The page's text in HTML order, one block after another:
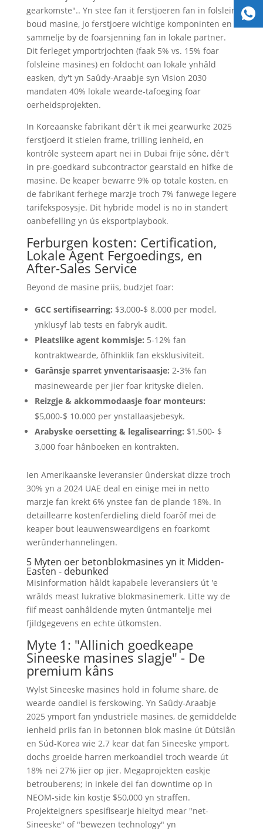
gearkomste".. Yn stee fan it ferstjoeren fan in folslein
boud masine, jo ferstjoere wichtige komponinten en
sammelje by de foarsjenning fan in lokale partner.
Dit ferleget ymportrjochten (faak 5% vs. 15% foar
folsleine masines) en foldocht oan lokale ynhâld
easken, dy't yn Saûdy-Araabje syn Vision 2030
mandaten 40% lokale wearde-tafoeging foar
oerheidsprojekten.
In Koreaanske fabrikant dêr't ik mei gearwurke 2025
ferstjoerd it stielen frame, trilling ienheid, en
kontrôle systeem apart nei in Dubai frije sône, dêr't
in pre-goedkard subcontractor gearstald en hifke de
masine. De keaper bewarre 9% op totale kosten, en
de fabrikant ferhege marzje troch 7% fanwege legere
tarifeksposysje. Dit hybride model is no in standert
oanbefelling yn ús eksportplaybook.
Ferburgen kosten: Certification,
Lokale Agent Fergoedings, en
After-Sales Service
Beyond de masine priis, budzjet foar:
GCC sertifisearring: $3,000-$ 8.000 per model,
ynklusyf lab tests en fabryk audit.
Pleatslike agent kommisje: 5-12% fan
kontraktwearde, ôfhinklik fan eksklusiviteit.
Garânsje sparret ynventarisaasje: 2-3% fan
masinewearde per jier foar krityske dielen.
Reizgje & akkommodaasje foar monteurs:
$5,000-$ 10.000 per ynstallaasjebesyk.
Arabyske oersetting & legalisearring: $1,500- $
3,000 foar hânboeken en kontrakten.
Ien Amerikaanske leveransier ûnderskat dizze troch
30% yn a 2024 UAE deal en einige mei in netto
marzje fan krekt 6% ynstee fan de plande 18%. In
detaillearre kostenferdieling dield foarôf mei de
keaper bout leauwensweardigens en foarkomt
werûnderhannelingen.
5 Myten oer betonblokmasines yn it Midden-
Easten - debunked
Misinformation hâldt kapabele leveransiers út 'e
wrâlds meast lukrative blokmasinemerk. Litte wy de
fiif meast oanhâldende myten ûntmantelje mei
fjildgegevens en echte útkomsten.
Myte 1: "Allinich goedkeape
Sineeske masines slagje" - De
premium kâns
Wylst Sineeske masines hold in folume share, de
wearde oandiel is ferskowing. Yn Saûdy-Araabje
2025 ymport fan yndustriële masines, de gemiddelde
ienheid priis fan in betonnen blok masine út Dútslân
en Súd-Korea wie 2.7 kear dat fan Sineeske ymport,
dochs groeide harren merkoandiel troch wearde út
18% nei 27% jier op jier. Megaprojekten easkje
betrouberens; in inkele dei fan downtime op in
NEOM-side kin kostje $50,000 yn straffen.
Projekteigners spesifisearje hieltyd mear "net-
Sineeske" of "bewezen technology" yn